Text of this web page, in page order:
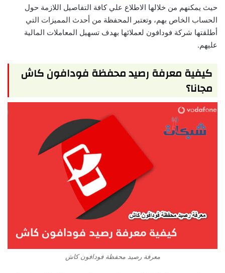
حيث يمكنهم من خلالها الاطلاع علي كافة التفاصيل اللازمة حول
الحساب الخاص بهم، وتعتبر المحفظة من أحدث المميزات التي
أطلقتها شركة فودافون لعملائها بهدف تسهيل المعاملات المالية
عليهم.
كيفية معرفة رصيد محفظة فودافون كاش
مجانا؟
معرفة رصيد محفظة فودافون كاش